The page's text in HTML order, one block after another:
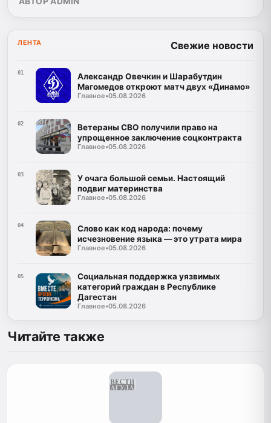
ЛЕНТА Свежие новости
01
Александр Овечкин и Шарабутдин
Магомедов откроют матч двух «Динамо»
Главное•05.08.2026
02
Ветераны СВО получили право на
упрощенное заключение соцконтракта
Главное•05.08.2026
03
У очага большой семьи. Настоящий
подвиг материнства
Главное•05.08.2026
04
Слово как код народа: почему
исчезновение языка — это утрата мира
Главное•05.08.2026
05
Социальная поддержка уязвимых
категорий граждан в Республике
Дагестан
Главное•05.08.2026
Читайте также